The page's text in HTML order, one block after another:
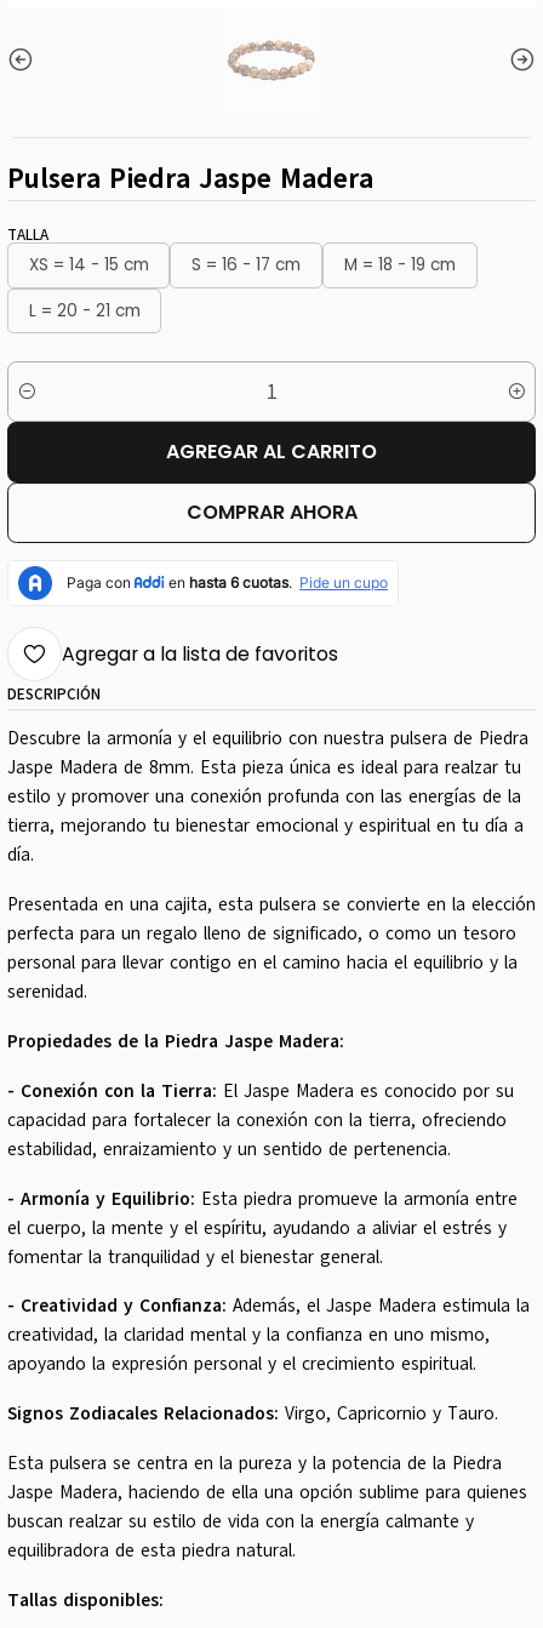
Pulsera Piedra Jaspe Madera
TALLA
XS = 14 - 15 cm S = 16 - 17 cm
M = 18 - 19 cm
L = 20 - 21 cm
Cantidad
AGREGAR AL CARRITO
COMPRAR AHORA
Agregar a la lista de favoritos
DESCRIPCIÓN
Descubre la armonía y el equilibrio con nuestra pulsera de Piedra
Jaspe Madera de 8mm. Esta pieza única es ideal para realzar tu
estilo y promover una conexión profunda con las energías de la
tierra, mejorando tu bienestar emocional y espiritual en tu día a
día.
Presentada en una cajita, esta pulsera se convierte en la elección
perfecta para un regalo lleno de significado, o como un tesoro
personal para llevar contigo en el camino hacia el equilibrio y la
serenidad.
Propiedades de la Piedra Jaspe Madera:
- Conexión con la Tierra: El Jaspe Madera es conocido por su
capacidad para fortalecer la conexión con la tierra, ofreciendo
estabilidad, enraizamiento y un sentido de pertenencia.
- Armonía y Equilibrio: Esta piedra promueve la armonía entre
el cuerpo, la mente y el espíritu, ayudando a aliviar el estrés y
fomentar la tranquilidad y el bienestar general.
- Creatividad y Confianza: Además, el Jaspe Madera estimula la
creatividad, la claridad mental y la confianza en uno mismo,
apoyando la expresión personal y el crecimiento espiritual.
Signos Zodiacales Relacionados: Virgo, Capricornio y Tauro.
Esta pulsera se centra en la pureza y la potencia de la Piedra
Jaspe Madera, haciendo de ella una opción sublime para quienes
buscan realzar su estilo de vida con la energía calmante y
equilibradora de esta piedra natural.
Tallas disponibles: